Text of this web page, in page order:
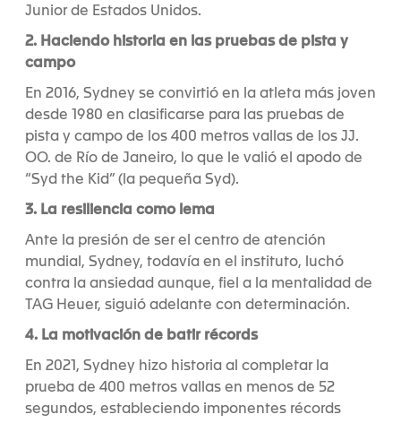
Junior de Estados Unidos.
2. Haciendo historia en las pruebas de pista y
campo
En 2016, Sydney se convirtió en la atleta más joven
desde 1980 en clasificarse para las pruebas de
pista y campo de los 400 metros vallas de los JJ.
OO. de Río de Janeiro, lo que le valió el apodo de
“Syd the Kid” (la pequeña Syd).
3. La resiliencia como lema
Ante la presión de ser el centro de atención
mundial, Sydney, todavía en el instituto, luchó
contra la ansiedad aunque, fiel a la mentalidad de
TAG Heuer, siguió adelante con determinación.
4. La motivación de batir récords
En 2021, Sydney hizo historia al completar la
prueba de 400 metros vallas en menos de 52
segundos, estableciendo imponentes récords